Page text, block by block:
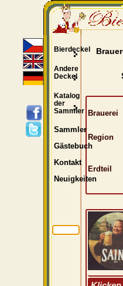
Brauerei
Region
Erdteil
Bierdeckel
Andere
Deckel
Katalog
der
Sammler
Sammler
Gästebuch
Kontakt
Neuigkeiten